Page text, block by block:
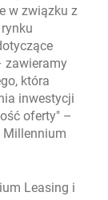
w związku z
zawieramy
która
inwestycji
oferty –
Millennium
Leasing i